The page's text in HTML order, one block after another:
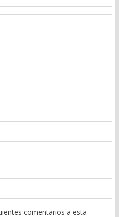
comentarios a esta